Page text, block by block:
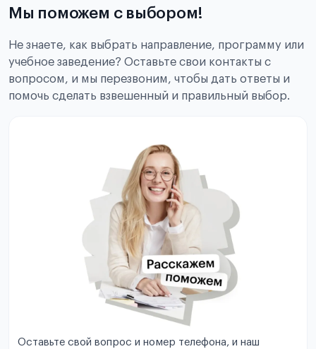
Мы поможем с выбором!
Не знаете, как выбрать направление, программу или
учебное заведение? Оставьте свои контакты с
вопросом, и мы перезвоним, чтобы дать ответы и
помочь сделать взвешенный и правильный выбор.
Оставьте свой вопрос и номер телефона, и наш